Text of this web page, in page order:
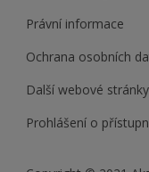
Právní informace
Ochrana osobních
Další webové
Prohlášení o